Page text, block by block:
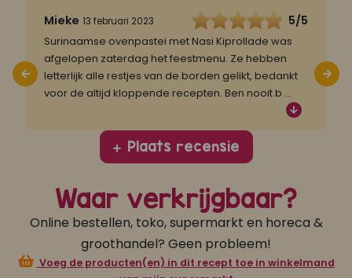
Mieke 13 februari 2023 5/5
Surinaamse ovenpastei met Nasi Kiprollade was
afgelopen zaterdag het feestmenu. Ze hebben
letterlijk alle restjes van de borden gelikt, bedankt
voor de altijd kloppende recepten. Ben nooit b ...
Plaats recensie
Waar verkrijgbaar?
Online bestellen, toko, supermarkt en horeca &
groothandel? Geen probleem!
Voeg de producten(en) in dit recept toe in winkelmand